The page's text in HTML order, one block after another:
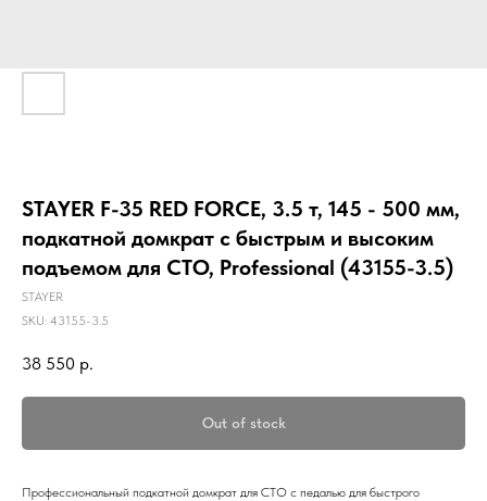
STAYER F-35 RED FORCE, 3.5 т, 145 - 500 мм,
подкатной домкрат с быстрым и высоким
подъемом для СТО, Professional (43155-3.5)
STAYER
SKU: 43155-3.5
38 550 р.
Out of stock
Профессиональный подкатной домкрат для СТО с педалью для быстрого